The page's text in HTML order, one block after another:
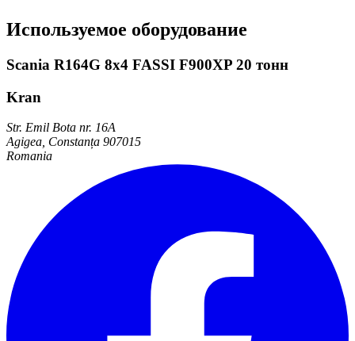
Используемое оборудование
Scania R164G 8x4 FASSI F900XP 20 тонн
Kran
Str. Emil Bota nr. 16A
Agigea, Constanța 907015
Romania